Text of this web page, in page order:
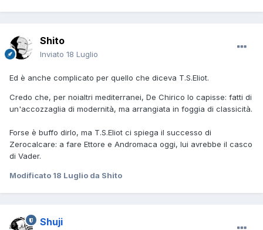
Shito
Inviato 18 Luglio
Ed è anche complicato per quello che diceva T.S.Eliot.
Credo che, per noialtri mediterranei, De Chirico lo capisse: fatti di
un'accozzaglia di modernità, ma arrangiata in foggia di classicità.
Forse è buffo dirlo, ma T.S.Eliot ci spiega il successo di
Zerocalcare: a fare Ettore e Andromaca oggi, lui avrebbe il casco
di Vader.
Modificato 18 Luglio da Shito
Shuji